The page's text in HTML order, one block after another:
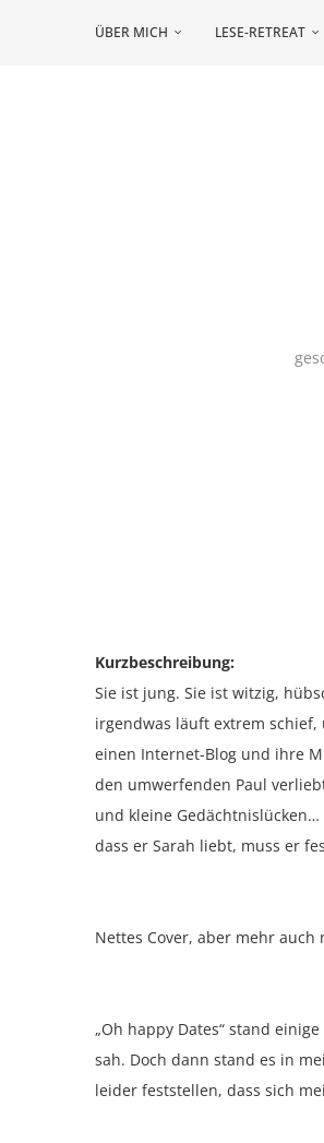
ÜBER MICH LESE-RETREAT
Kurzbeschreibung:
Sie ist jung. Sie ist witzig,
irgendwas läuft extrem
einen Internet-Blog und ihre
den umwerfenden Paul
und kleine
dass er Sarah liebt, muss er
Nettes Cover, aber mehr auch
„Oh happy Dates“ stand
sah. Doch dann stand es in
leider feststellen, dass sich